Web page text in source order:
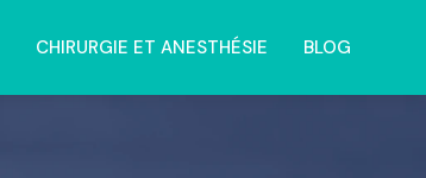
CHIRURGIE ET ANESTHÉSIE BLOG